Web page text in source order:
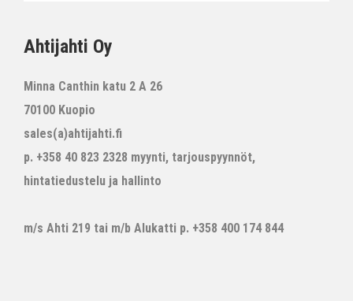
Ahtijahti Oy
Minna Canthin katu 2 A 26
70100 Kuopio
sales(a)ahtijahti.fi
p. +358 40 823 2328 myynti, tarjouspyynnöt,
hintatiedustelu ja hallinto
m/s Ahti 219 tai m/b Alukatti p. +358 400 174 844